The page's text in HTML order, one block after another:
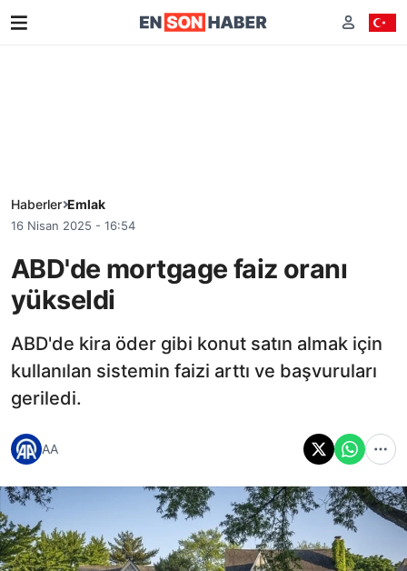
Haberler Emlak
16 Nisan 2025 - 16:54
ABD'de mortgage faiz oranı
yükseldi
ABD'de kira öder gibi konut satın almak için
kullanılan sistemin faizi arttı ve başvuruları
geriledi.
AA